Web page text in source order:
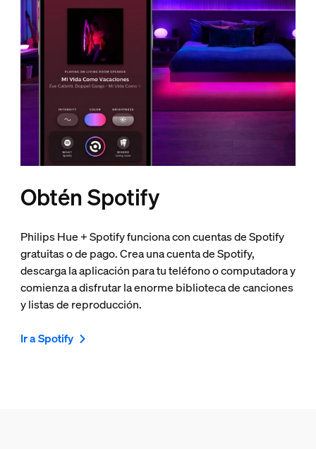
Obtén Spotify
Philips Hue + Spotify funciona con cuentas de Spotify
gratuitas o de pago. Crea una cuenta de Spotify,
descarga la aplicación para tu teléfono o computadora y
comienza a disfrutar la enorme biblioteca de canciones
y listas de reproducción.
Ir a Spotify